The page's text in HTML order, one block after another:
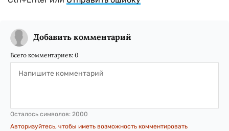
Добавить комментарий
Всего комментариев: 0
Осталось символов: 2000
Авторизуйтесь, чтобы иметь возможность комментировать